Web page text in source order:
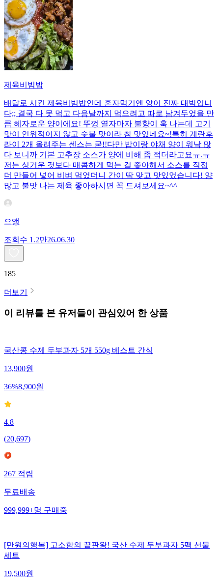
제육비빔밥
배달로 시킨 제육비빔밥인데 혼자먹기엔 양이 진짜 대박입니
다;; 결국 다 못 먹고 다음날까지 먹으려고 따로 남겨두었을 만
큼 혜자로운 양이에요! 뚜껑 열자마자 불향이 훅 나는데 고기
맛이 인위적이지 않고 숯불 맛이라 참 맛있네요~!특히 계란후
라이 2개 올려주는 센스는 굳!! ​다만 밥이랑 야채 양이 워낙 많
다 보니까 기본 고추장 소스가 양에 비해 좀 적더라고요ㅠ.ㅠ
저는 싱거운 것보다 매콤하게 먹는 걸 좋아해서 소스를 직접
더 만들어 넣어 비벼 먹었더니 간이 딱 맞고 맛있었습니다! 양
많고 불맛 나는 제육 좋아하시면 꼭 드셔보세요~^^
으앵
조회수 1.2만26.06.30
185
더보기
이 리뷰를 본 유저들이 관심있어 한 상품
국산콩 수제 두부과자 5개 550g 베스트 간식
13,900원
36%8,900원
4.8
(20,697)
267적립
무료배송
999,999+명구매중
[만원의행복] 고소함의 끝판왕! 국산 수제 두부과자 5팩 선물
세트
19,500원